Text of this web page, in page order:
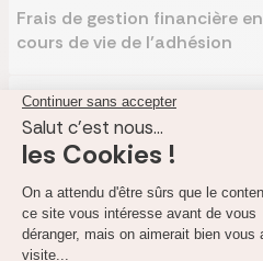
Frais de gestion financière en
cours de vie de l’adhésion
Frais de transfert
Sortie en capital